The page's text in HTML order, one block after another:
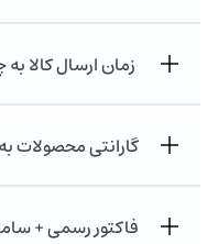
زمان ارسال کالا
گارانتی
فاکتور رسمی +